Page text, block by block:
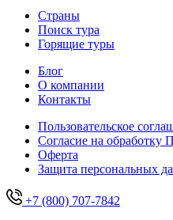
Страны
Поиск тура
Горящие туры
Блог
О компании
Контакты
Пользовательское
Согласие на обработку
Оферта
Защитa персональных
+7 (800) 707-7842